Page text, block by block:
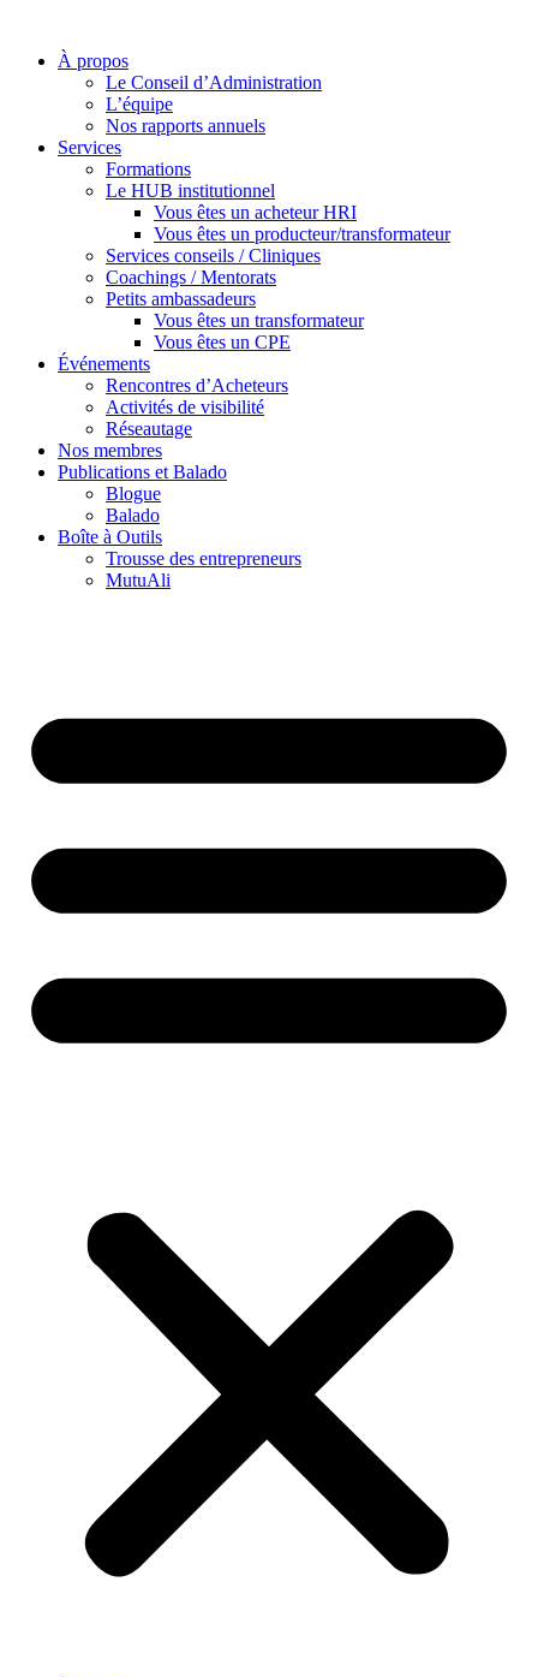
À propos
Le Conseil d’Administration
L’équipe
Nos rapports annuels
Services
Formations
Le HUB institutionnel
Vous êtes un acheteur HRI
Vous êtes un producteur/transformateur
Services conseils / Cliniques
Coachings / Mentorats
Petits ambassadeurs
Vous êtes un transformateur
Vous êtes un CPE
Événements
Rencontres d’Acheteurs
Activités de visibilité
Réseautage
Nos membres
Publications et Balado
Blogue
Balado
Boîte à Outils
Trousse des entrepreneurs
MutuAli